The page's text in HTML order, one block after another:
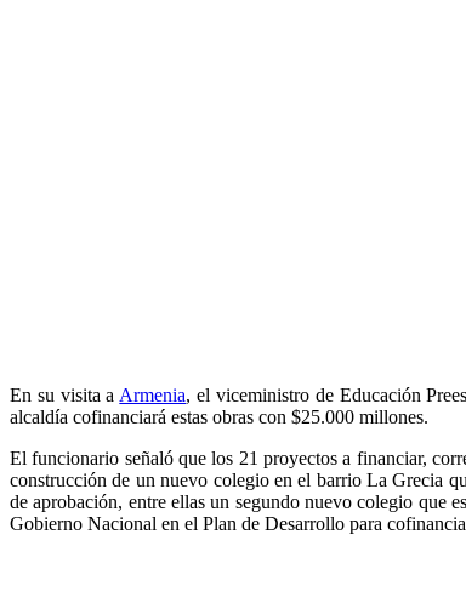
En su visita a Armenia, el viceministro de Educación
alcaldía cofinanciará estas obras con $25.000 millones.
El funcionario señaló que los 21 proyectos a financiar,
construcción de un nuevo colegio en el barrio La Grecia
de aprobación, entre ellas un segundo nuevo colegio que
Gobierno Nacional en el Plan de Desarrollo para